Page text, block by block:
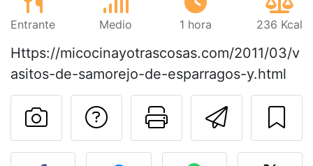
Entrante Medio 1 hora 236 Kcal
Https://micocinayotrascosas.com/2011/03/v
asitos-de-samorejo-de-esparragos-y.html
Imprimir
Preguntar al autor
Publicar la foto de esta